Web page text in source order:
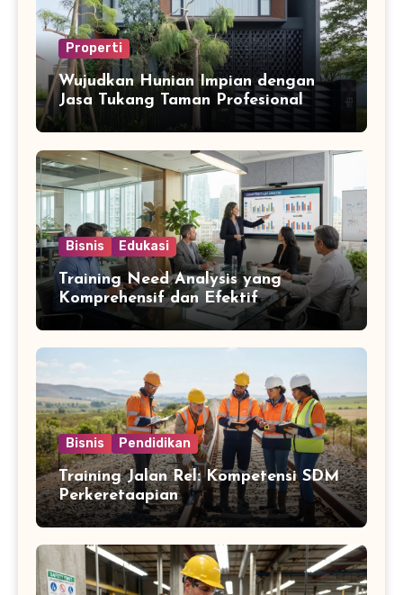
Properti
Wujudkan Hunian Impian dengan
Jasa Tukang Taman Profesional
Bisnis Edukasi
Training Need Analysis yang
Komprehensif dan Efektif
Bisnis Pendidikan
Training Jalan Rel: Kompetensi SDM
Perkeretaapian